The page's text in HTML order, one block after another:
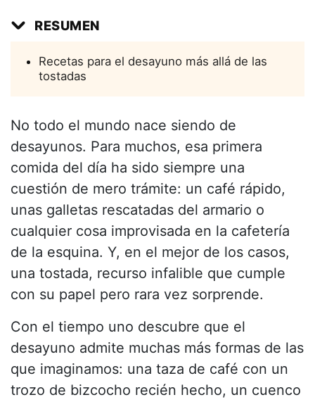
RESUMEN
Recetas para el desayuno más allá de las
tostadas
No todo el mundo nace siendo de
desayunos. Para muchos, esa primera
comida del día ha sido siempre una
cuestión de mero trámite: un café rápido,
unas galletas rescatadas del armario o
cualquier cosa improvisada en la cafetería
de la esquina. Y, en el mejor de los casos,
una tostada, recurso infalible que cumple
con su papel pero rara vez sorprende.
Con el tiempo uno descubre que el
desayuno admite muchas más formas de las
que imaginamos: una taza de café con un
trozo de bizcocho recién hecho, un cuenco